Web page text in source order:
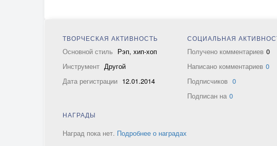
ТВОРЧЕСКАЯ АКТИВНОСТЬ
Основной стиль Рэп, хип-хоп
Инструмент Другой
Дата регистрации 12.01.2014
СОЦИАЛЬНАЯ
Получено комментариев 0
Написано комментариев 0
Подписчиков 0
Подписан на 0
НАГРАДЫ
Наград пока нет. Подробнее о наградах